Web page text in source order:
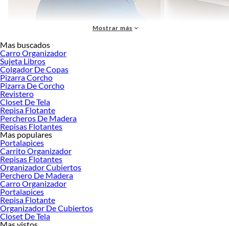
¿Buscas remodelar los muebles de
contamos con una gran cantidad de productos que te fascinarán.
Encuentra todo lo que necesitas en muebles de oficina y escritorio junto a
Sodimac - Homecenter. ¿Qué esperas para visitarnos? ¡Te esperamos!
Oficina y escritorio
Tener un espacio bien equipado no solo mejora tu productividad, sino que
Mostrar más
Mas buscados
Carro Organizador
Sujeta Libros
Colgador De Copas
Pizarra Corcho
Pizarra De Corcho
Revistero
Closet De Tela
Repisa Flotante
Percheros De Madera
Repisas Flotantes
Mas populares
Portalapices
Carrito Organizador
Repisas Flotantes
Organizador Cubiertos
Perchero De Madera
Carro Organizador
Portalapices
Repisa Flotante
Organizador De Cubiertos
Closet De Tela
Mas vistos